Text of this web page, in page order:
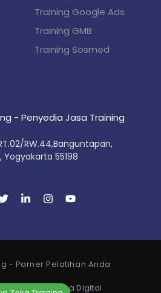
Training Google Ads
Training GMB
Training Sosmed
- Penyedia Jasa Training
RW.44,Banguntapan,
Yogyakarta 55198
- Parner Pelatihan Anda
Zeka Digital